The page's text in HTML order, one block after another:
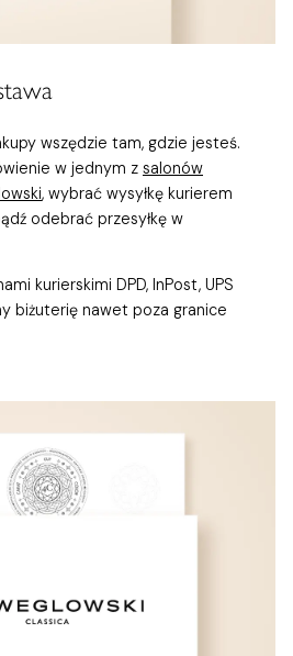
wszędzie tam, gdzie jesteś.
w jednym z salonów
, wybrać wysyłkę kurierem
odebrać przesyłkę w
kurierskimi DPD, InPost, UPS
biżuterię nawet poza granice